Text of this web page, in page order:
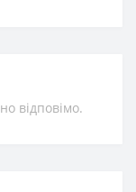
відповімо.